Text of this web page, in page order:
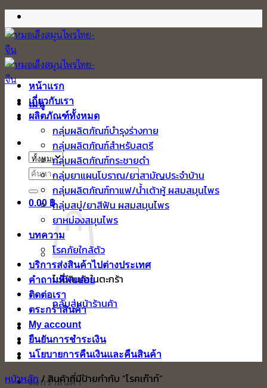
ข้าม
ไป
ยัง
เนื้อหา
เมนู
ค้นหา:
0.00 ฿
ไม่มีสินค้าในตะกร้า
กลับสู่หน้าร้านค้า
ตะกร้าสินค้า
หน้าแรก
เกี่ยวกับเรา
ผลิตภัณฑ์ทั้งหมด
กลุ่มผลิตภัณฑ์บำรุงร่างกาย
กลุ่มผลิตภัณฑ์สำหรับสตรี
กลุ่มผลิตภัณฑ์กระชายดำ
กลุ่มยาแผนโบราณ/ยาสามัญประจำบ้าน
กลุ่มผลิตภัณฑ์กาแฟ/น้ำเต้าหู้ ผสมสมุนไพร
กลุ่มสบู่/ยาสีฟัน ผสมสมุนไพร
ยาหม่องสมุนไพร
บทความ
โรคภัยใกล้ตัว
บริการส่งสินค้าไปต่างประเทศ
คำถามที่พบบ่อย
ติดต่อเรา
ตระกร้าสินค้า
My account
ยืนยันการชำระเงิน
นโยบายการคืนเงินและคืนสินค้า
หน้าหลัก/สินค้าที่มีป้ายกำกับ “โรคเก๊าท์”